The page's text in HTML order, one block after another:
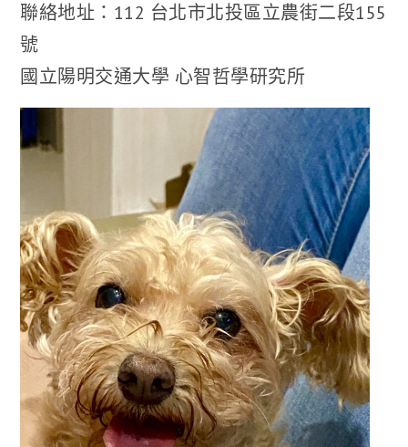
聯絡地址：112 台北市北投區立農街二段155
號
國立陽明交通大學 心智哲學研究所